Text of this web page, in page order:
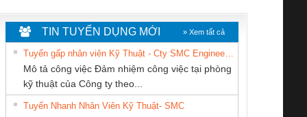
TIN TUYỂN DỤNG MỚI » Xem tất cả
Mô tả công việc Đảm nhiệm công việc tại phòng
kỹ thuật của Công ty theo...
Tuyển Nhanh Nhân Viên Kỹ Thuật- SMC